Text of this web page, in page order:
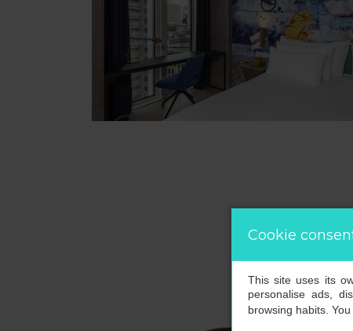
Cookie
This site uses its
personalise ads,
browsing habits.